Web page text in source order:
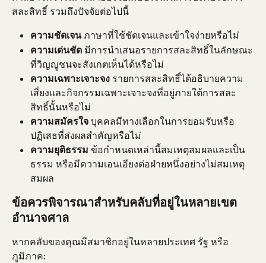
สละสิทธิ์ รวมถึงปัจจัยต่อไปนี้
ความชัดเจน ภาษาที่ใช้ชัดเจนและเข้าใจง่ายหรือไม่
ความเด่นชัด มีการนำเสนอรายการสละสิทธิ์ในลักษณะ
ที่วิญญูชนจะสังเกตเห็นได้หรือไม่
ความเฉพาะเจาะจง รายการสละสิทธิ์ได้อธิบายความ
เสี่ยงและกิจกรรมเฉพาะเจาะจงที่อยู่ภายใต้การสละ
สิทธิ์นั้นหรือไม่
ความสมัครใจ บุคคลมีทางเลือกในการยอมรับหรือ
ปฏิเสธที่ส่งผลสำคัญหรือไม่
ความยุติธรรม ข้อกำหนดเหล่านี้สมเหตุสมผลและเป็น
ธรรม หรือมีความเอนเอียงต่อฝ่ายหนึ่งอย่างไม่สมเหตุ
สมผล
ข้อควรพิจารณาสำหรับคลับที่อยู่ในหลายเขต
อำนาจศาล
หากคลับของคุณมีสมาชิกอยู่ในหลายประเทศ รัฐ หรือ
ภูมิภาค: